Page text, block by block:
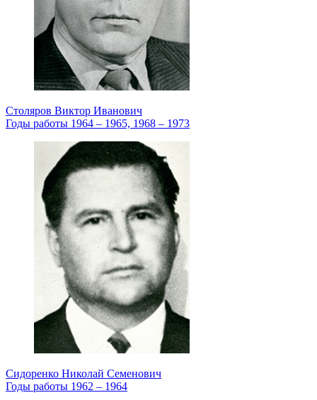
Столяров Виктор Иванович
Годы работы 1964 – 1965, 1968 – 1973
Сидоренко Николай Семенович
Годы работы 1962 – 1964